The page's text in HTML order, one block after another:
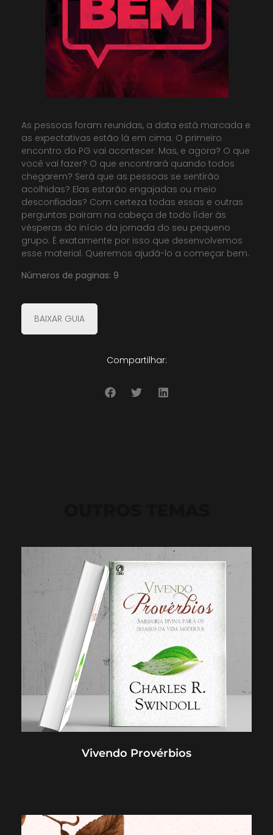
As pessoas foram reunidas, a data está marcada e
as expectativas estão lá em cima. O primeiro
encontro do PG vai acontecer. Mas, e agora? O que
você vai fazer? O que encontrará quando todos
chegarem? Será que as pessoas se sentirão
acolhidas? Elas estarão engajadas ou meio
desconfiadas? Com certeza todas essas e outras
perguntas pairam na cabeça de todo líder às
vésperas do início da jornada do seu pequeno
grupo. É exatamente por isso que desenvolvemos
esse material. Queremos ajudá-lo a começar bem.
Números de paginas: 9
BAIXAR GUIA
Compartilhar:
Vivendo Provérbios